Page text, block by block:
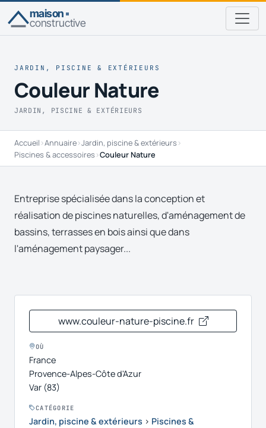
maison
constructive
JARDIN, PISCINE & EXTÉRIEURS
Couleur Nature
JARDIN, PISCINE & EXTÉRIEURS
Accueil ›Annuaire›Jardin, piscine & extérieurs ›
Piscines & accessoires ›Couleur Nature
Entreprise spécialisée dans la conception et
réalisation de piscines naturelles, d'aménagement de
bassins, terrasses en bois ainsi que dans
l'aménagement paysager...
www.couleur-nature-piscine.fr
OÙ
France
Provence-Alpes-Côte d'Azur
Var (83)
CATÉGORIE
Jardin, piscine & extérieurs › Piscines &